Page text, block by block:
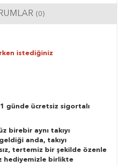
(0)
istediğiniz
günde ücretsiz sigortalı
birebir aynı takıyı
anda, takıyı
tertemiz bir şekilde özenle
hediyemizle birlikte